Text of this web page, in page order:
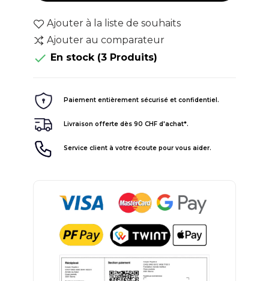
Ajouter à la liste de souhaits
Ajouter au comparateur
 En stock (3 Produits)
Paiement entièrement sécurisé et confidentiel.
Livraison offerte dès 90 CHF d'achat*.
Service client à votre écoute pour vous aider.